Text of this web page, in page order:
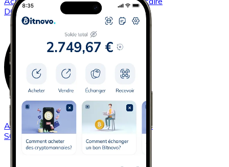
DOGE
Acheter Solana
avec virement bancaire
SOL